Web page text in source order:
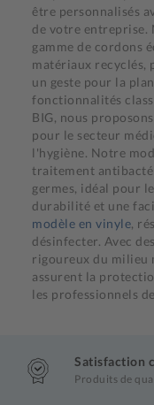
être personnalisés
de votre entreprise.
gamme de cordons
matériaux recyclés,
un geste pour la
fonctionnalités
BIG, nous
pour le secteur
l'hygiène. Notre
traitement
germes, idéal pour
durabilité et une
modèle en vinyle,
désinfecter. Avec
rigoureux du milieu
assurent la
les professionnels
Satisfaction
Produits de